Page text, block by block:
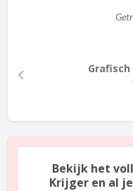
Grafisch
Bekijk het
Krijger en al